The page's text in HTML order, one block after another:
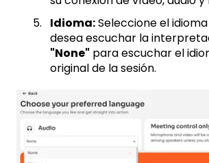
Idioma:Seleccione el
desea escuchar la
"None" para escuchar el
original de la sesión.